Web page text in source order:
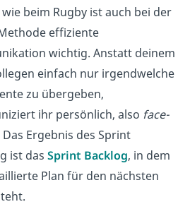
beim Rugby ist auch bei der
effiziente
wichtig. Anstatt deinem
einfach nur irgendwelche
zu übergeben,
ihr persönlich, also face-
Das Ergebnis des Sprint
ist das Sprint Backlog, in dem
Plan für den nächsten